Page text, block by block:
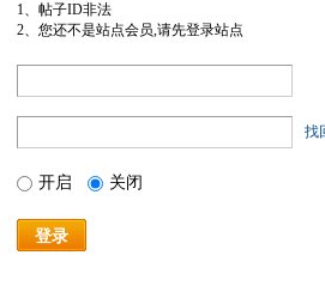
1、帖子ID非法
2、您还不是站点会员,请先登录站点
找
开启 关闭
登录